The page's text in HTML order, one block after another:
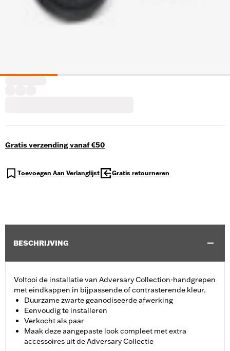
Gratis verzending vanaf €50
Toevoegen Aan Verlanglijst Gratis retourneren
BESCHRIJVING
Voltooi de installatie van Adversary Collection-handgrepen
met eindkappen in bijpassende of contrasterende kleur.
Duurzame zwarte geanodiseerde afwerking
Eenvoudig te installeren
Verkocht als paar
Maak deze aangepaste look compleet met extra
accessoires uit de Adversary Collectie